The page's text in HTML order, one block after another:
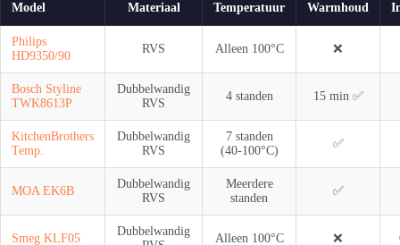
Model Materiaal Temperatuur Warmhoud
Philips
HD9350/90
RVS Alleen 100°C ❌
Bosch Styline
TWK8613P
Dubbelwandig
RVS
4 standen 15 min ✅
KitchenBrothers
Temp.
Dubbelwandig
RVS
7 standen
(40-100°C)
✅
MOA EK6B
Dubbelwandig
RVS
Meerdere
standen
✅
Smeg KLF05
Dubbelwandig
Alleen 100°C ❌